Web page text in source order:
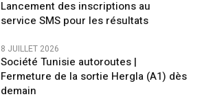
Lancement des inscriptions au
service SMS pour les résultats
8 JUILLET 2026
Société Tunisie autoroutes |
Fermeture de la sortie Hergla (A1) dès
demain